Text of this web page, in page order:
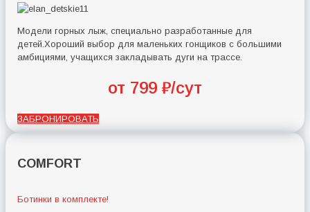
Модели горных лыж, специально разработанные для
детей.Хороший выбор для маленьких гонщиков с большими
амбициями, учащихся закладывать дуги на трассе.
от 799 ₽/сут
ЗАБРОНИРОВАТЬ
COMFORT
Ботинки в комплекте!